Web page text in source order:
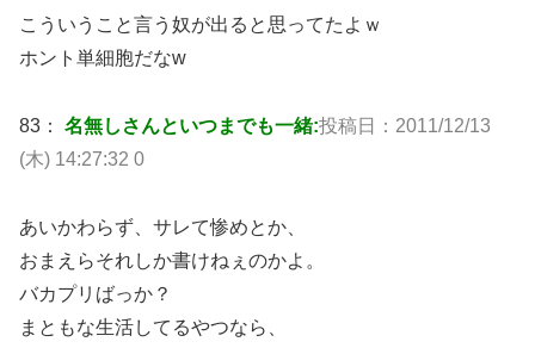
こういうこと言う奴が出ると思ってたよｗ
ホント単細胞だなw
83： 名無しさんといつまでも一緒:投稿日：2011/12/13
(木) 14:27:32 0
あいかわらず、サレて惨めとか、
おまえらそれしか書けねぇのかよ。
バカプリばっか？
まともな生活してるやつなら、